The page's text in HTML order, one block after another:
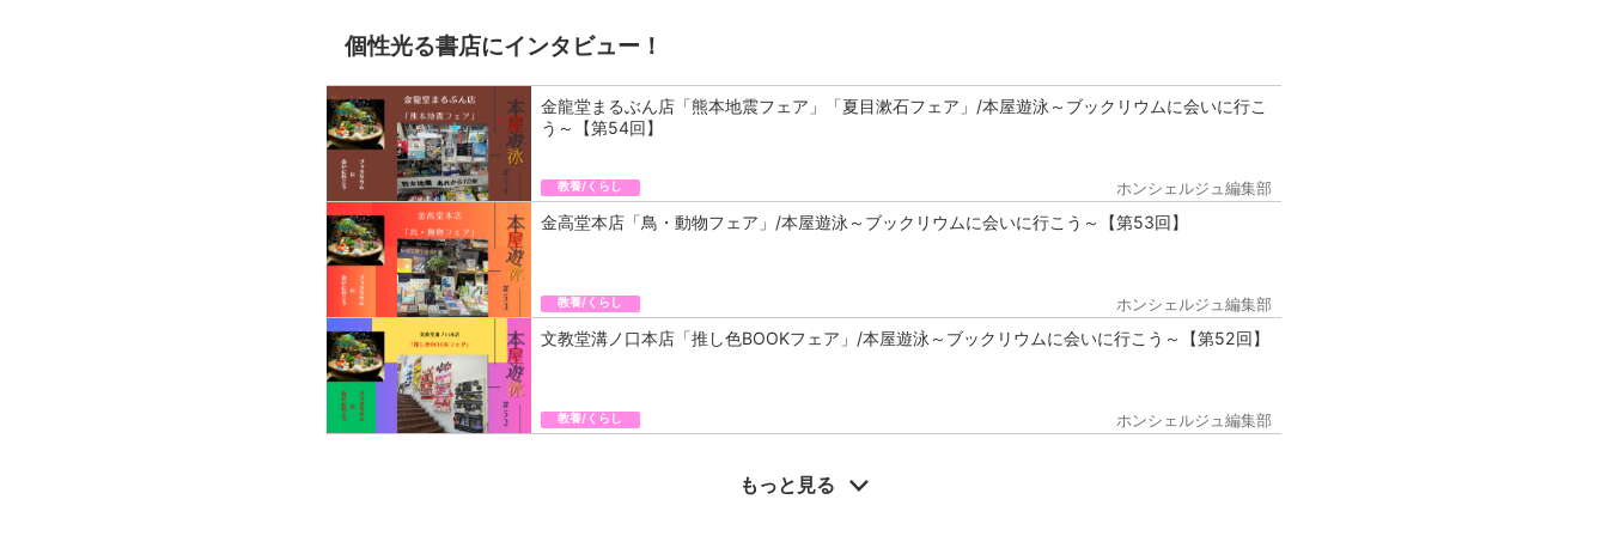
個性光る書店にインタビュー！
金龍堂まるぶん店「熊本地震フェア」「夏目漱石フェア」/本屋遊泳～ブックリウムに会いに行こ
う～【第54回】
教養/くらし ホンシェルジュ編集部
金高堂本店「鳥・動物フェア」/本屋遊泳～ブックリウムに会いに行こう～【第53回】
教養/くらし ホンシェルジュ編集部
文教堂溝ノ口本店「推し色BOOKフェア」/本屋遊泳～ブックリウムに会いに行こう～【第52回】
教養/くらし ホンシェルジュ編集部
もっと見る